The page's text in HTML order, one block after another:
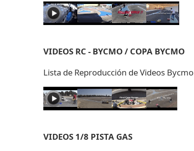
VIDEOS RC - BYCMO / COPA BYCMO
Lista de Reproducción de Videos Bycmo
VIDEOS 1/8 PISTA GAS